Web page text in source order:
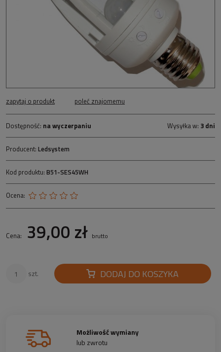
zapytaj o produkt poleć znajomemu
Dostępność: na wyczerpaniu Wysyłka w: 3 dni
Producent: Ledsystem
Kod produktu: B51-SES45WH
Ocena:
Cena: 39,00 zł brutto
szt. DODAJ DO KOSZYKA
Możliwość wymiany
lub zwrotu